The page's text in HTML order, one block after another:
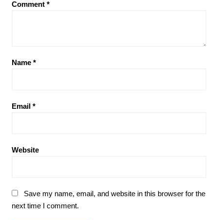
Comment *
Name *
Email *
Website
Save my name, email, and website in this browser for the
next time I comment.